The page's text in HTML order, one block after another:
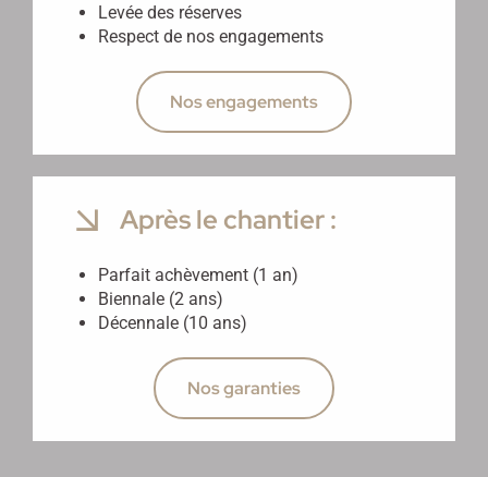
Levée des réserves
Respect de nos engagements
Nos engagements
Après le chantier :
Parfait achèvement (1 an)
Biennale (2 ans)
Décennale (10 ans)
Nos garanties